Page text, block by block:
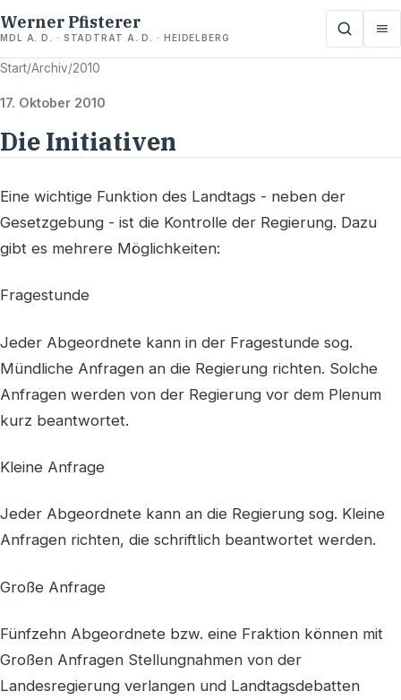
Werner Pfisterer
MDL A. D. · STADTRAT A. D. · HEIDELBERG
Start/Archiv/2010
17. Oktober 2010
Die Initiativen
Eine wichtige Funktion des Landtags - neben der
Gesetzgebung - ist die Kontrolle der Regierung. Dazu
gibt es mehrere Möglichkeiten:
Fragestunde
Jeder Abgeordnete kann in der Fragestunde sog.
Mündliche Anfragen an die Regierung richten. Solche
Anfragen werden von der Regierung vor dem Plenum
kurz beantwortet.
Kleine Anfrage
Jeder Abgeordnete kann an die Regierung sog. Kleine
Anfragen richten, die schriftlich beantwortet werden.
Große Anfrage
Fünfzehn Abgeordnete bzw. eine Fraktion können mit
Großen Anfragen Stellungnahmen von der
Landesregierung verlangen und Landtagsdebatten